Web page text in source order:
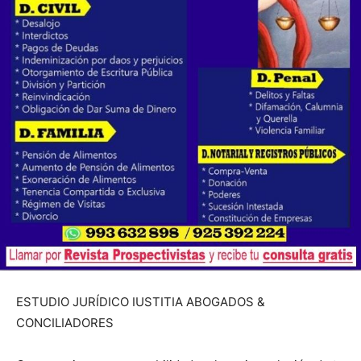
ESTUDIO JURÍDICO IUSTITIA ABOGADOS &
CONCILIADORES